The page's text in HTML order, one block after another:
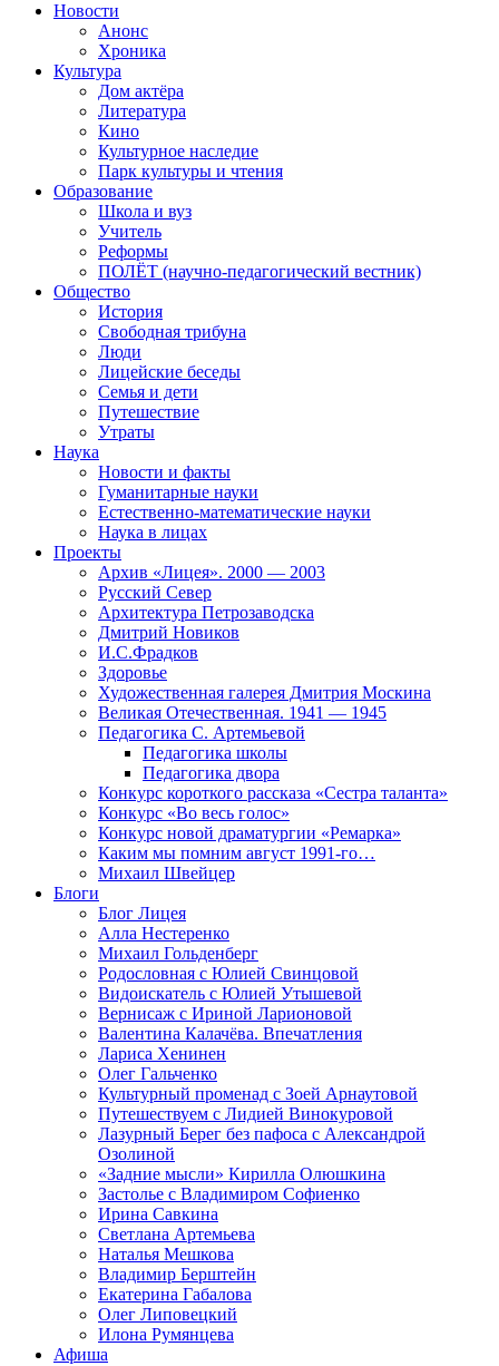
Новости
Анонс
Хроника
Культура
Дом актёра
Литература
Кино
Культурное наследие
Парк культуры и чтения
Образование
Школа и вуз
Учитель
Реформы
ПОЛЁТ (научно-педагогический вестник)
Общество
История
Свободная трибуна
Люди
Лицейские беседы
Семья и дети
Путешествие
Утраты
Наука
Новости и факты
Гуманитарные науки
Естественно-математические науки
Наука в лицах
Проекты
Архив «Лицея». 2000 — 2003
Русский Север
Архитектура Петрозаводска
Дмитрий Новиков
И.С.Фрадков
Здоровье
Художественная галерея Дмитрия Москина
Великая Отечественная. 1941 — 1945
Педагогика С. Артемьевой
Педагогика школы
Педагогика двора
Конкурс короткого рассказа «Сестра таланта»
Конкурс «Во весь голос»
Конкурс новой драматургии «Ремарка»
Каким мы помним август 1991-го…
Михаил Швейцер
Блоги
Блог Лицея
Алла Нестеренко
Михаил Гольденберг
Родословная с Юлией Свинцовой
Видоискатель с Юлией Утышевой
Вернисаж с Ириной Ларионовой
Валентина Калачёва. Впечатления
Лариса Хенинен
Олег Гальченко
Культурный променад с Зоей Арнаутовой
Путешествуем с Лидией Винокуровой
Лазурный Берег без пафоса с Александрой
Озолиной
«Задние мысли» Кирилла Олюшкина
Застолье с Владимиром Софиенко
Ирина Савкина
Светлана Артемьева
Наталья Мешкова
Владимир Берштейн
Екатерина Габалова
Олег Липовецкий
Илона Румянцева
Афиша